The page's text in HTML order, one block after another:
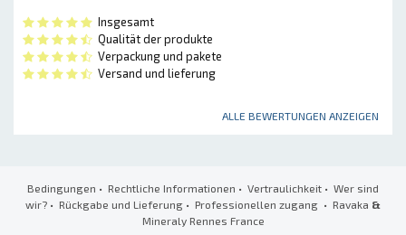
Insgesamt
Qualität der produkte
Verpackung und pakete
Versand und lieferung
ALLE BEWERTUNGEN ANZEIGEN
Bedingungen • Rechtliche Informationen • Vertraulichkeit • Wer sind
wir? • Rückgabe und Lieferung • Professionellen zugang • Ravaka &
Mineraly Rennes France